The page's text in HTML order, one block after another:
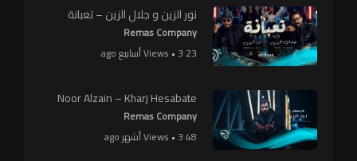
نور الزين و جلال الزين – تعبانة
Remas Company
23 Views • 3 أسابيع ago
Noor Alzain – Kharj Hesabate
Remas Company
48 Views • 3 أشهر ago